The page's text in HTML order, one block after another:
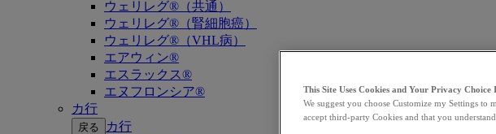
ウェリレグ®（共通）
ウェリレグ®（腎細胞癌）
ウェリレグ®（VHL病）
エアウィン®
エスラックス®
エヌフロンシア®
カ行
戻る
カ行
This Site Uses Cookies and Your Privacy
We suggest you choose Customize my Settings
accept third-party Cookies and that you